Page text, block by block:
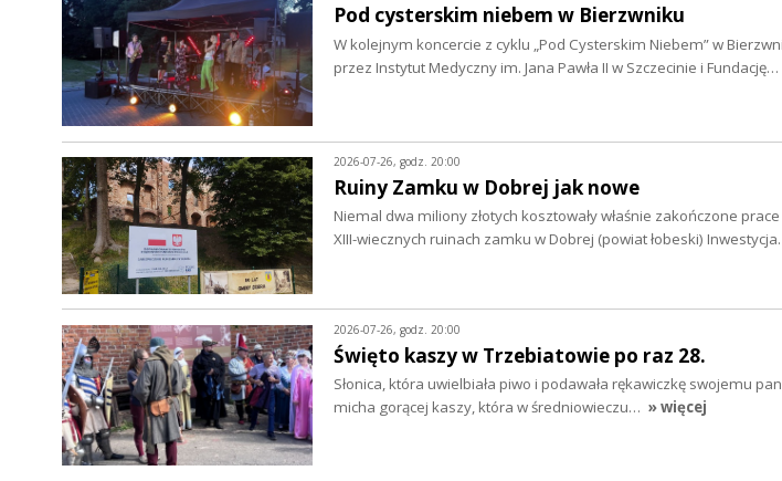
Pod cysterskim niebem w Bierzwniku
W kolejnym koncercie z cyklu „Pod Cysterskim Niebem” w
przez Instytut Medyczny im. Jana Pawła II w Szczecinie i Fundację…
2026-07-26, godz. 20:00
Ruiny Zamku w Dobrej jak nowe
Niemal dwa miliony złotych kosztowały właśnie zakończone
XIII-wiecznych ruinach zamku w Dobrej (powiat łobeski)
2026-07-26, godz. 20:00
Święto kaszy w Trzebiatowie po raz 28.
Słonica, która uwielbiała piwo i podawała rękawiczkę swojemu
micha gorącej kaszy, która w średniowieczu… » więcej